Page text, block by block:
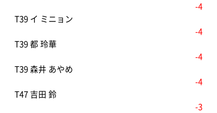
-4
T39 イ ミニョン
-4
T39 都 玲華
-4
T39 森井 あやめ
-4
T47 吉田 鈴
-3